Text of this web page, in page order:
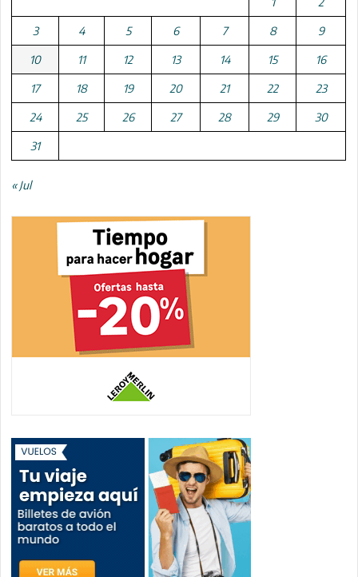
3 4 5 6 7 8 9
10 11 12 13 14 15 16
17 18 19 20 21 22 23
24 25 26 27 28 29 30
31
« Jul